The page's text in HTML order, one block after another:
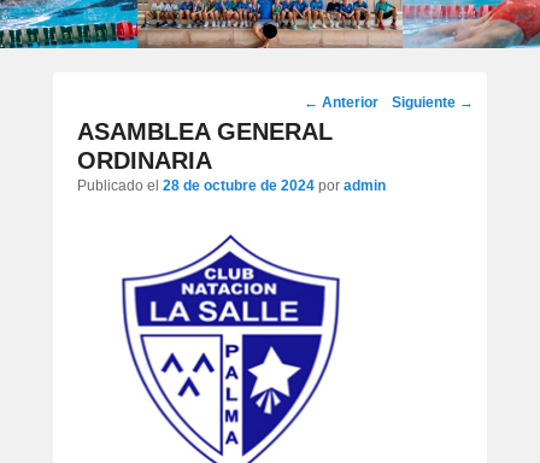
•
Navegación
por
artículos
← Anterior Siguiente →
ASAMBLEA GENERAL
ORDINARIA
Publicado el 28 de octubre de 2024 por admin